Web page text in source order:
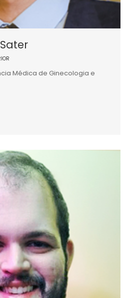
Médica de Ginecologia e